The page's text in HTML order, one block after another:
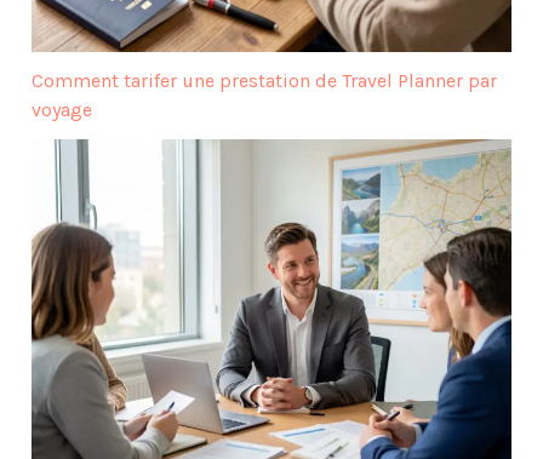
Comment tarifer une prestation de Travel Planner par
voyage